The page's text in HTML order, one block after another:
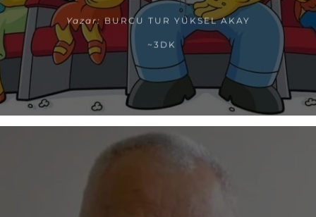
Yazar: BURCU TUR YÜKSEL AKAY
~3DK